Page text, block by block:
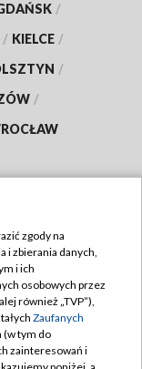
/
/ KIELCE /
/
/
zgody na
i zbierania danych,
i ich
osobowych przez
również „TVP”),
Zaufanych
(w tym do
zainteresowań i